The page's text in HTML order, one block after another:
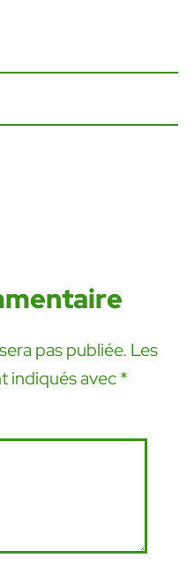
pas publiée. Les
indiqués avec*